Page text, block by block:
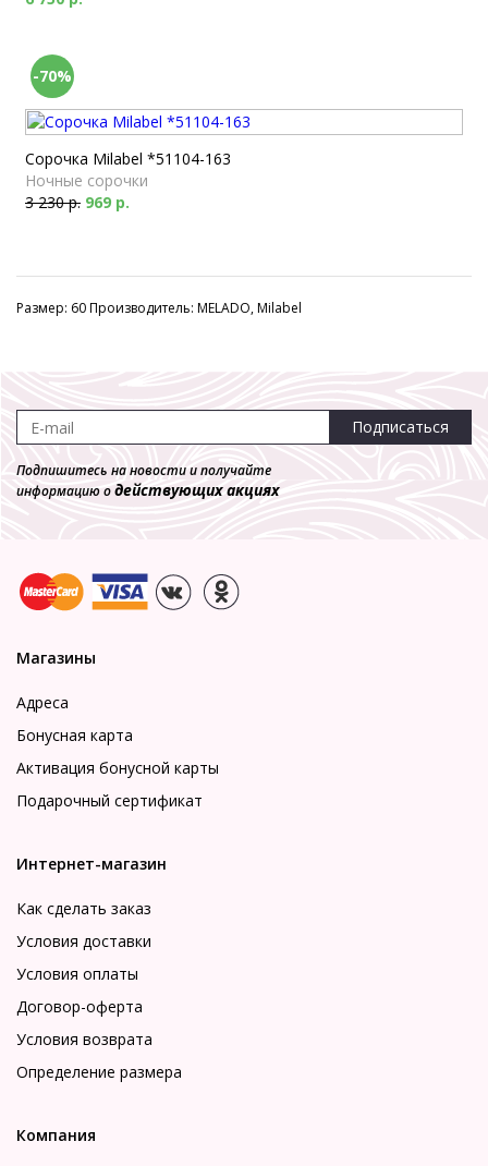
-70%
Сорочка Milabel *51104-163
Ночные сорочки
3 230 р. 969 р.
Размер: 60 Производитель: MELADO, Milabel
Подписаться
Подпишитесь на новости и получайте
информацию одействующих акциях
Магазины
Адреса
Бонусная карта
Активация бонусной карты
Подарочный сертификат
Интернет-магазин
Как сделать заказ
Условия доставки
Условия оплаты
Договор-оферта
Условия возврата
Определение размера
Компания